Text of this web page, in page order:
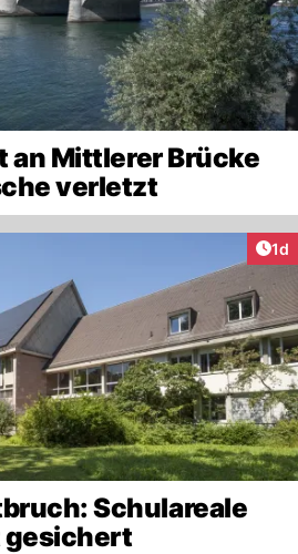
an Mittlerer Brücke
verletzt
1d
Schulareale
gesichert